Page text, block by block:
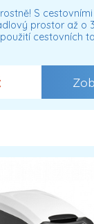
S
prostor až o
cestovních